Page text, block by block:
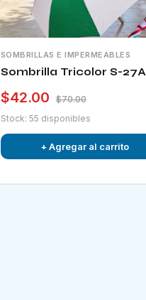
SOMBRILLAS E IMPERMEABLES
Sombrilla Tricolor S-27A
$42.00
$70.00
Stock: 55 disponibles
+ Agregar al carrito